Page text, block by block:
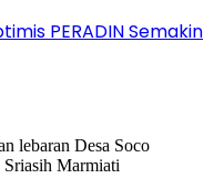
PERADIN Semakin